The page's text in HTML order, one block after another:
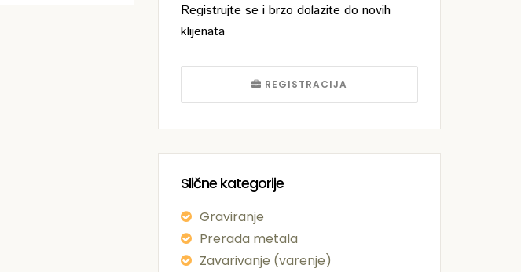
Registrujte se i brzo dolazite do novih
klijenata
REGISTRACIJA
Slične kategorije
Graviranje
Prerada metala
Zavarivanje (varenje)